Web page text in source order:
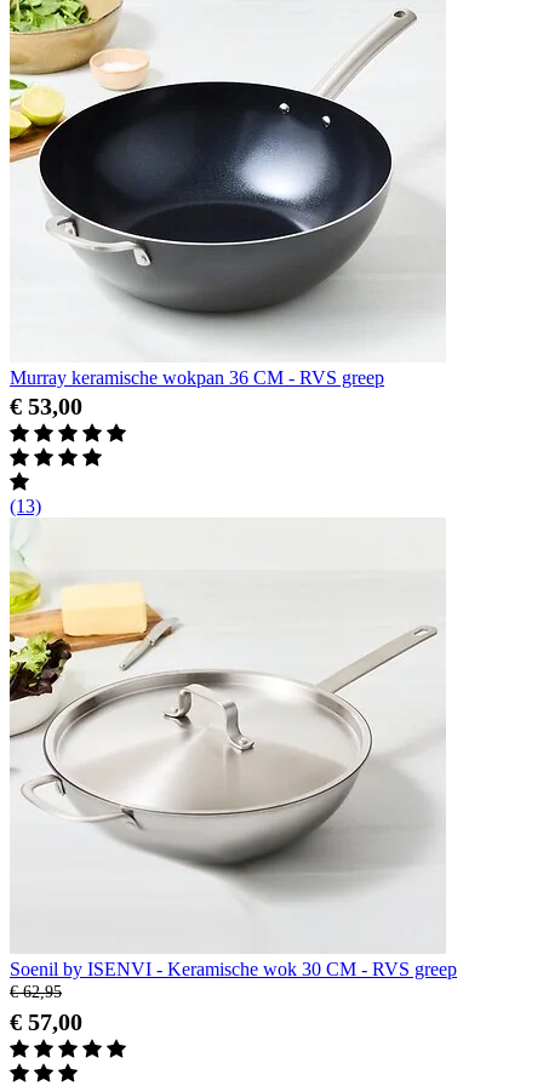
Murray keramische wokpan 36 CM - RVS greep
€ 53,00
(13)
Soenil by ISENVI - Keramische wok 30 CM - RVS greep
€ 62,95
€ 57,00